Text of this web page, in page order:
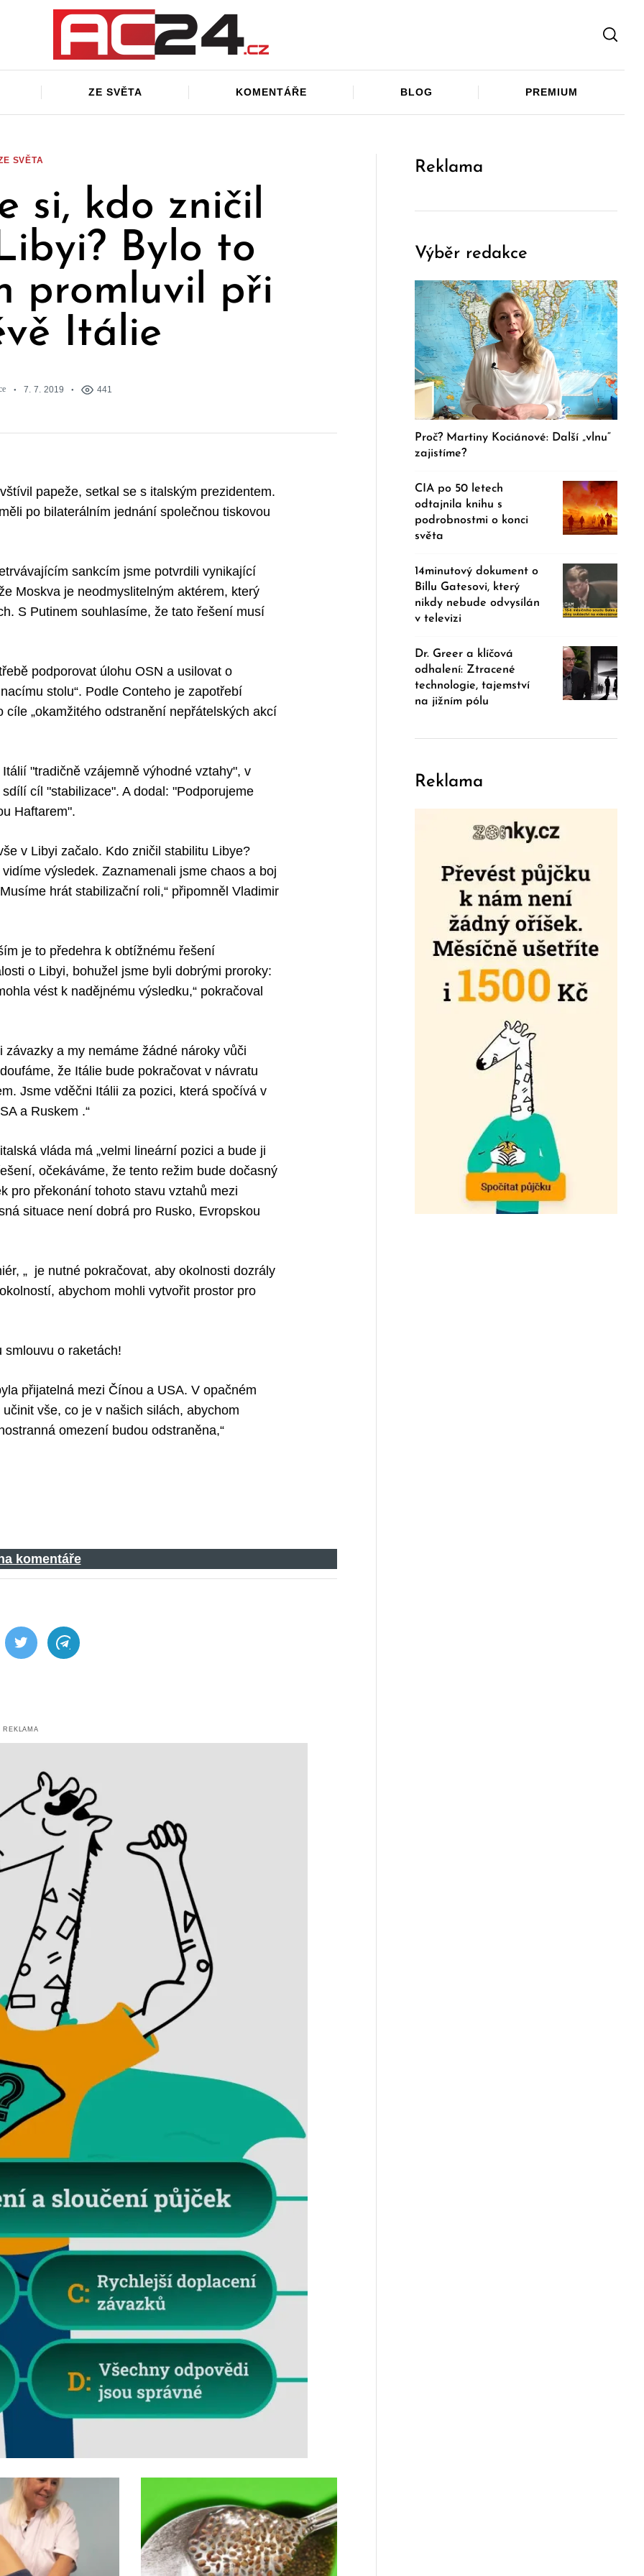
ZE SVĚTA KOMENTÁŘE BLOG PREMIUM
SVĚTA
si, kdo zničil
Bylo to
promluvil při
Itálie
7. 7. 2019 441
papeže, setkal se s italským prezidentem.
po bilaterálním jednání společnou tiskovou
sankcím jsme potvrdili vynikající
Moskva je neodmyslitelným aktérem, který
S Putinem souhlasíme, že tato řešení musí
podporovat úlohu OSN a usilovat o
stolu“. Podle Conteho je zapotřebí
cíle „okamžitého odstranění nepřátelských akcí
"tradičně vzájemně výhodné vztahy", v
cíl "stabilizace". A dodal: "Podporujeme
Haftarem".
v Libyi začalo. Kdo zničil stabilitu Libye?
výsledek. Zaznamenali jsme chaos a boj
hrát stabilizační roli,“ připomněl Vladimir
je to předehra k obtížnému řešení
o Libyi, bohužel jsme byli dobrými proroky:
vést k nadějnému výsledku,“ pokračoval
a my nemáme žádné nároky vůči
že Itálie bude pokračovat v návratu
Jsme vděčni Itálii za pozici, která spočívá v
a Ruskem .“
vláda má „velmi lineární pozici a bude ji
očekáváme, že tento režim bude dočasný
pro překonání tohoto stavu vztahů mezi
situace není dobrá pro Rusko, Evropskou
„ je nutné pokračovat, aby okolnosti dozrály
abychom mohli vytvořit prostor pro
smlouvu o raketách!
přijatelná mezi Čínou a USA. V opačném
vše, co je v našich silách, abychom
omezení budou odstraněna,“
komentáře
Twitter Telegram
REKLAMA
Reklama
Výběr redakce
Proč? Martiny Kociánové: Další „vlnu“
zajistíme?
CIA po 50 letech
odtajnila knihu s
podrobnostmi o konci
světa
14minutový dokument o
Billu Gatesovi, který
nikdy nebude odvysílán
v televizi
Dr. Greer a klíčová
odhalení: Ztracené
technologie, tajemství
na jižním pólu
Reklama